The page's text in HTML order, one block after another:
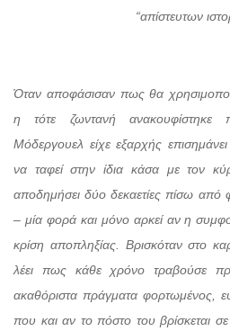
“απίστευτων
Όταν αποφάσισαν πως θα
η τότε ζωντανή ανακουφίστηκε
Μόδεργουελ είχε εξαρχής
να ταφεί στην ίδια κάσα με τον
αποδημήσει δύο δεκαετίες πίσω από
– μία φορά και μόνο αρκεί αν η
κρίση αποπληξίας. Βρισκόταν στο
λέει πως κάθε χρόνο τραβούσε
ακαθόριστα πράγματα φορτωμένος,
που και αν το πόστο του βρίσκεται